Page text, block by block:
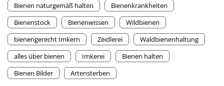
Bienen naturgemäß halten
Bienenkrankheiten
Bienenstock
Bienenwissen
Wildbienen
bienengerecht Imkern
Zeidlerei
Waldbienenhaltung
alles über bienen
Imkerei
Bienen halten
Bienen Bilder
Artensterben